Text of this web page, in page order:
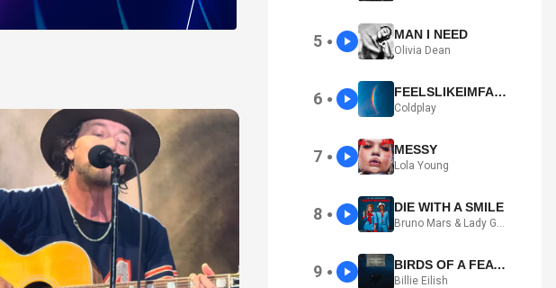
5 ● MAN I NEED
Olivia Dean
6 ● FEELSLIKEIMFALLINGINLOVE
Coldplay
7 ● MESSY
Lola Young
8 ● DIE WITH A SMILE
Bruno Mars & Lady Gaga
9 ● BIRDS OF A FEATHER
Billie Eilish